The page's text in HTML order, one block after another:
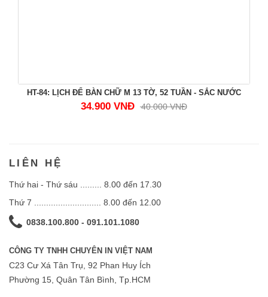
HT-84: LỊCH ĐỂ BÀN CHỮ M 13 TỜ, 52 TUẦN - SẮC NƯỚC
34.900 VNĐ 40.000 VNĐ
LIÊN HỆ
Thứ hai - Thứ sáu ......... 8.00 đến 17.30
Thứ 7 ............................ 8.00 đến 12.00
0838.100.800 - 091.101.1080
CÔNG TY TNHH CHUYÊN IN VIỆT NAM
C23 Cư Xá Tân Trụ, 92 Phan Huy Ích
Phường 15, Quân Tân Bình, Tp.HCM